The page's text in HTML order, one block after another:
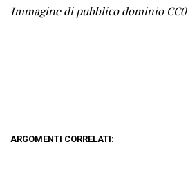
Immagine di pubblico dominio CC0
ARGOMENTI CORRELATI: